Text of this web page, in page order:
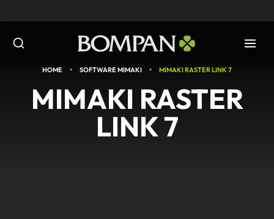
al
contenuto
HOME • SOFTWARE MIMAKI • MIMAKI RASTER LINK 7
MIMAKI RASTER
LINK 7